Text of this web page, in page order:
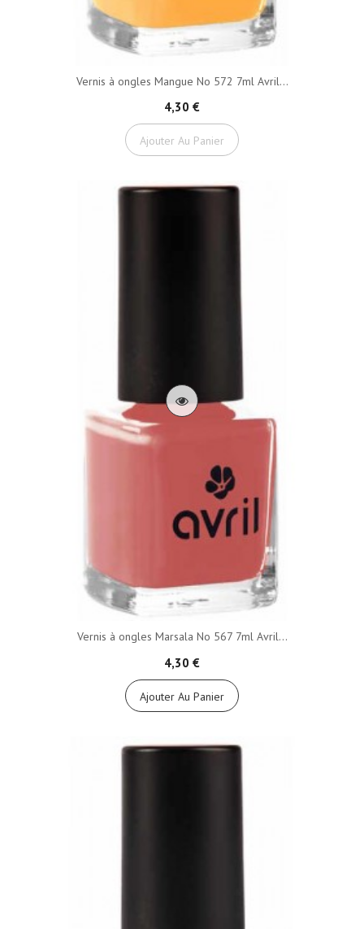
Vernis à ongles Mangue No 572 7ml Avril...
4,30 €
Ajouter Au Panier
Vernis à ongles Marsala No 567 7ml Avril...
4,30 €
Ajouter Au Panier